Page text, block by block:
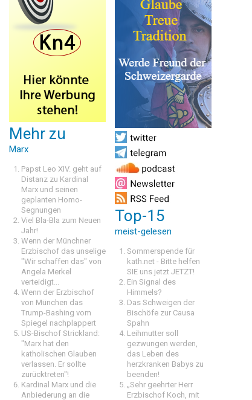
Mehr zu
Marx
Papst Leo XIV. geht auf
Distanz zu Kardinal
Marx und seinen
geplanten Homo-
Segnungen
Viel Bla-Bla zum Neuen
Jahr!
Wenn der Münchner
Erzbischof das unselige
"Wir schaffen das" von
Angela Merkel
verteidigt...
Wenn der Erzbischof
von München das
Trump-Bashing vom
Spiegel nachplappert
US-Bischof Strickland:
"Marx hat den
katholischen Glauben
verlassen. Er sollte
zurücktreten"!
Kardinal Marx und die
Anbiederung an die
Top-15
meist-gelesen
Sommerspende für
kath.net - Bitte helfen
SIE uns jetzt JETZT!
Ein Signal des
Himmels?
Das Schweigen der
Bischöfe zur Causa
Spahn
Leihmutter soll
gezwungen werden,
das Leben des
herzkranken Babys zu
beenden!
„Sehr geehrter Herr
Erzbischof Koch, mit